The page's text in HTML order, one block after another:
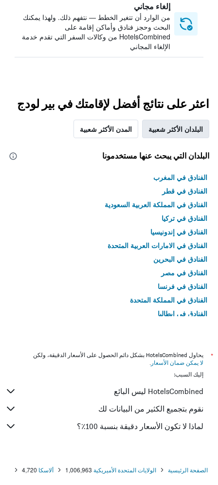
إلغاء مجاني
من الوارد أن تتغير الخطط — نتفهم ذلك. ولهذا يمكنك
البحث وحجز فنادق وأماكن إقامة على
HotelsCombined من وكالات السفر التي تقدم خدمة
الإلغاء المجاني
اعثر على نتائج أفضل لإقامتك في بير لودج
البلدان الأكثر شعبية المدن الأكثر شعبية
البلدان التي يبحث عنها مستخدمونا
الفنادق في المغرب
الفنادق في قطر
الفنادق في المملكة العربية السعودية
الفنادق في تركيا
الفنادق في إندونيسيا
الفنادق في الامارات العربية المتحدة
الفنادق في البحرين
الفنادق في مصر
الفنادق في فرنسا
الفنادق في المملكة المتحدة
الفنادق في إيطاليا
*
يحاول HotelsCombined بشكل دائم الحصول على الأسعار الدقيقة، ولكن
لا يمكن ضمان الأسعار .
إليك السبب:
HotelsCombined ليس البائع
نقوم بتجميع الكثير من البيانات لك
لماذا لا تكون الأسعار دقيقة بنسبة 100٪؟
الصفحة الرئيسية الولايات المتحدة الأميريكية 1,006,963 ألاسكا 4,720